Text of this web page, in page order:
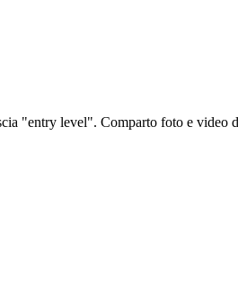
"entry level". Comparto foto e video